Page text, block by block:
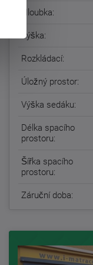
Hloubka:
Výška:
Rozkládací:
Úložný prostor:
Výška sedáku:
Délka spacího
prostoru:
Šířka spacího
prostoru:
Záruční doba: